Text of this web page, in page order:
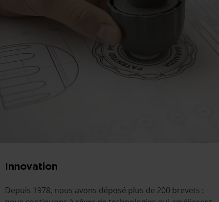
Innovation
Depuis 1978, nous avons déposé plus de 200 brevets :